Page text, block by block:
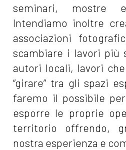
seminari, mostre
Intendiamo inoltre
associazioni
scambiare i lavori più
autori locali, lavori
“girare” tra gli spazi
faremo il possibile
esporre le proprie
territorio offrendo,
nostra esperienza e